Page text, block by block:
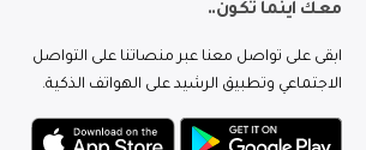
معك اينما تكون..
ابقى على تواصل معنا عبر منصاتنا على التواصل
الاجتماعي وتطبيق الرشيد على الهواتف الذكية.